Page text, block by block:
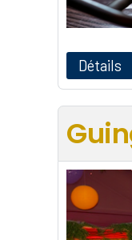
Détails